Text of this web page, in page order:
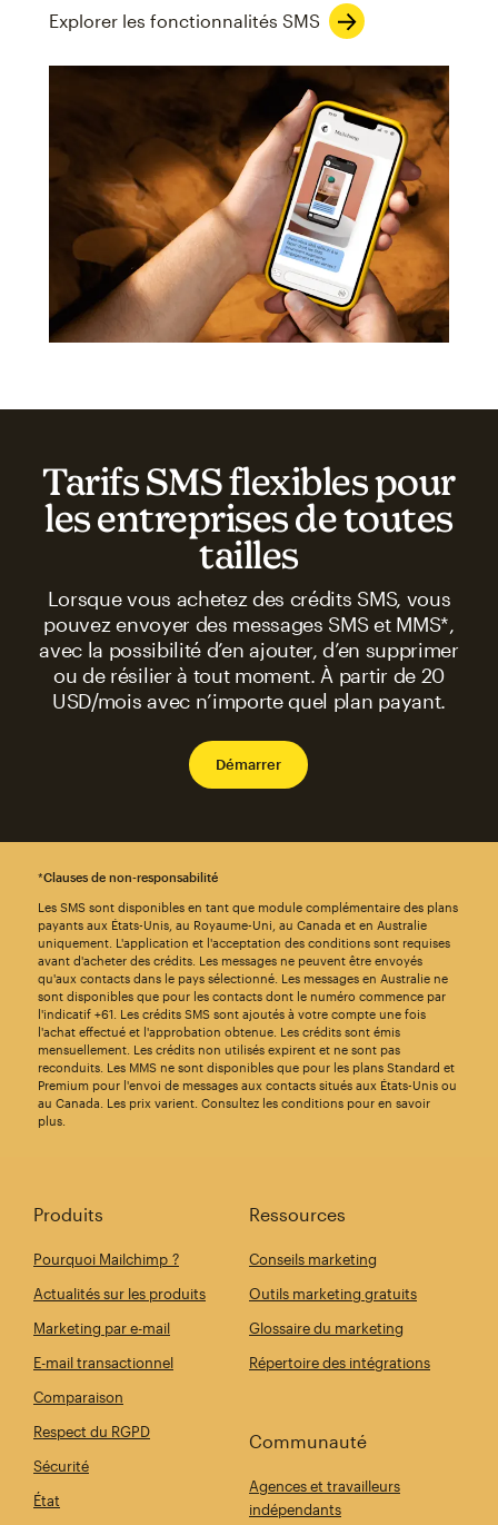
Explorer les fonctionnalités SMS
Tarifs SMS flexibles pour
les entreprises de toutes
tailles
Lorsque vous achetez des crédits SMS, vous
pouvez envoyer des messages SMS et MMS*,
avec la possibilité d’en ajouter, d’en supprimer
ou de résilier à tout moment. À partir de 20
USD/mois avec n’importe quel plan payant.
Démarrer
*Clauses de non-responsabilité
Les SMS sont disponibles en tant que module complémentaire des plans
payants aux États-Unis, au Royaume-Uni, au Canada et en Australie
uniquement. L'application et l'acceptation des conditions sont requises
avant d'acheter des crédits. Les messages ne peuvent être envoyés
qu'aux contacts dans le pays sélectionné. Les messages en Australie ne
sont disponibles que pour les contacts dont le numéro commence par
l'indicatif +61. Les crédits SMS sont ajoutés à votre compte une fois
l'achat effectué et l'approbation obtenue. Les crédits sont émis
mensuellement. Les crédits non utilisés expirent et ne sont pas
reconduits. Les MMS ne sont disponibles que pour les plans Standard et
Premium pour l'envoi de messages aux contacts situés aux États-Unis ou
au Canada. Les prix varient. Consultez les conditions pour en savoir
plus.
Produits
Pourquoi Mailchimp ?
Actualités sur les produits
Marketing par e-mail
E-mail transactionnel
Comparaison
Respect du RGPD
Sécurité
État
Ressources
Conseils marketing
Outils marketing gratuits
Glossaire du marketing
Répertoire des intégrations
Communauté
Agences et travailleurs
indépendants